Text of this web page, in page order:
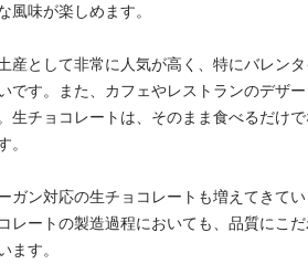
風味が楽しめます。
として非常に人気が高く、特にバレン
す。また、カフェやレストランのデザ
チョコレートは、そのまま食べるだけ
。
ン対応の生チョコレートも増えてきて
ートの製造過程においても、品質にこ
ます。